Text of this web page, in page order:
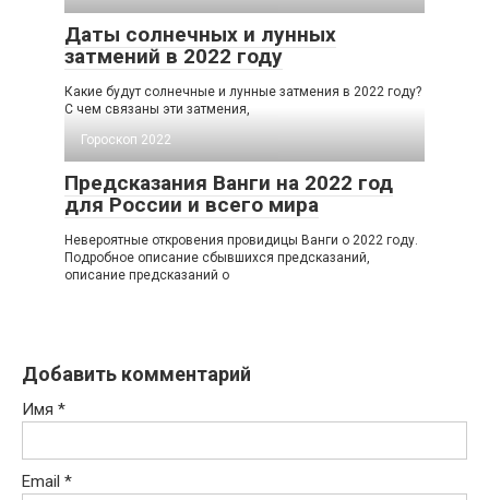
Даты солнечных и лунных
затмений в 2022 году
Какие будут солнечные и лунные затмения в 2022 году?
С чем связаны эти затмения,
Гороскоп 2022
Предсказания Ванги на 2022 год
для России и всего мира
Невероятные откровения провидицы Ванги о 2022 году.
Подробное описание сбывшихся предсказаний,
описание предсказаний о
Добавить комментарий
Имя *
Email *